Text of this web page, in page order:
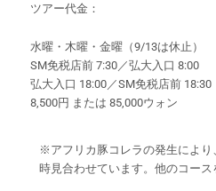
ツアー代金：
水曜・木曜・金曜（9/13は休止）
SM免税店前 7:30／弘大入口 8:00
弘大入口 18:00／SM免税店前 18:30
8,500円 または 85,000ウォン
※アフリカ豚コレラの発生により
時見合わせています。他のコース